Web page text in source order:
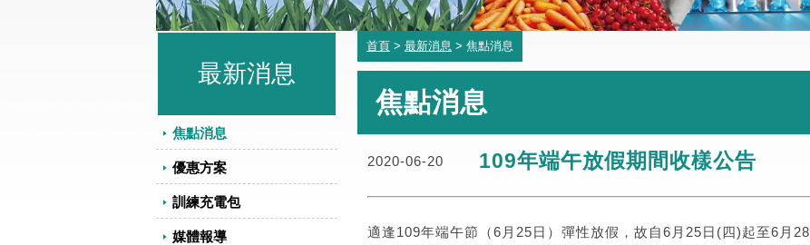
最新消息
焦點消息
優惠方案
訓練充電包
媒體報導
首頁 > 最新消息 > 焦點消息
焦點消息
2020-06-20 109年端午放假期間收樣公告
適逢109年端午節（6月25日）彈性放假，故自6月25日(四)起至6月